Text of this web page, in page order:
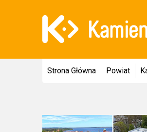
Strona Główna Powiat